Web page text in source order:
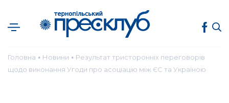
Головна ● Новини ● Результат тристоронніх переговорів
щодо виконання Угоди про асоціацію між ЄС та Україною